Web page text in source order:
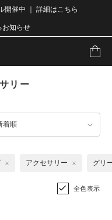
開催中 ｜ 詳細はこちら
お知らせ
リー
着順
アクセサリー グリ
全色表示